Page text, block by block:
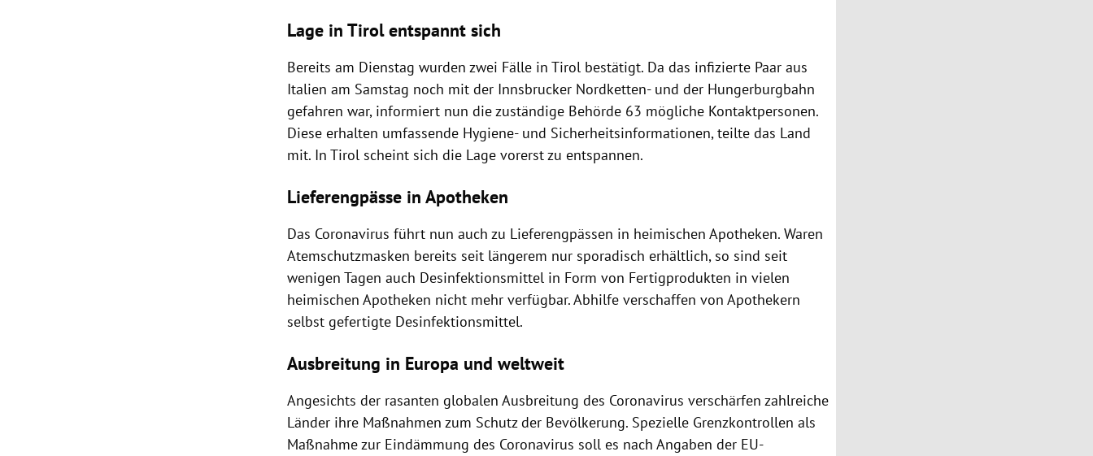
Lage in Tirol entspannt sich
Bereits am Dienstag wurden zwei Fälle inTirol bestätigt. Da das infizierte Paar aus
Italien am Samstag noch mit der Innsbrucker Nordketten- und der Hungerburgbahn
gefahren war, informiert nun die zuständige Behörde 63 mögliche Kontaktpersonen.
Diese erhalten umfassende Hygiene- und Sicherheitsinformationen, teilte das Land
mit. InTirol scheint sich die Lage vorerst zu entspannen.
Lieferengpässe in Apotheken
Das Coronavirus führt nun auch zu Lieferengpässen in heimischenApotheken. Waren
Atemschutzmasken bereits seit längerem nur sporadisch erhältlich, so sind seit
wenigen Tagen auch Desinfektionsmittel in Form von Fertigprodukten in vielen
heimischenApotheken nicht mehr verfügbar. Abhilfe verschaffen von Apothekern
selbst gefertigte Desinfektionsmittel.
Ausbreitung in Europa und weltweit
Angesichts der rasanten globalenAusbreitung des Coronavirus verschärfen zahlreiche
Länder ihre Maßnahmen zum Schutz der Bevölkerung. Spezielle Grenzkontrollen als
Maßnahme zur Eindämmung des Coronavirus soll es nach Angaben der EU-